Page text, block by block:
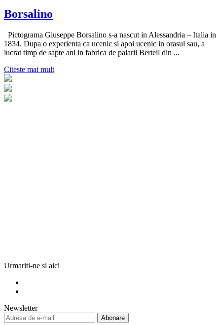
Borsalino
Pictograma Giuseppe Borsalino s-a nascut in Alessandria – Italia in
1834. Dupa o experienta ca ucenic si apoi ucenic in orasul sau, a
lucrat timp de sapte ani in fabrica de palarii Berteil din ...
Citeste mai mult
Urmariti-ne si aici
Newsletter
Abonare